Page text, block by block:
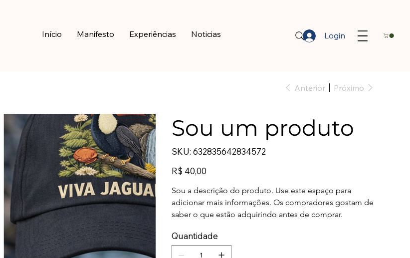
Início Manifesto Experiências Noticias Login Menu
Anterior Próximo
Sou um produto
SKU:
SKU
632835642834572
632835642834572
Preço
R$ 40,00
Sou a descrição do produto. Use este espaço para
adicionar mais informações. Os compradores gostam de
saber o que estão adquirindo antes de comprar.
Quantidade